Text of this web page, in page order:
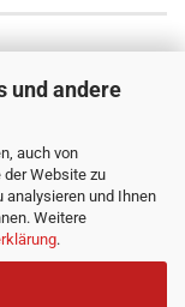
und andere
auch von
Website zu
analysieren und Ihnen
Weitere
.